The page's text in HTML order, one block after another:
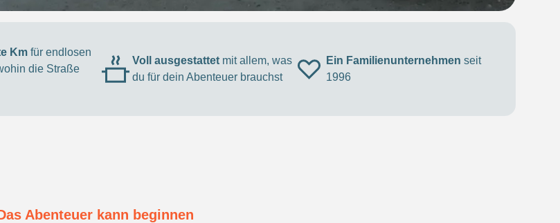
Km für endlosen
die Straße
Voll ausgestattet mit allem, was
du für dein Abenteuer brauchst
Ein Familienunternehmen seit
1996
Abenteuer kann beginnen